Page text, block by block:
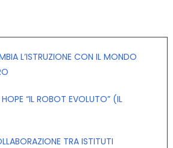
L’ISTRUZIONE CON IL MONDO
HOPE “IL ROBOT EVOLUTO” (IL
TRA ISTITUTI